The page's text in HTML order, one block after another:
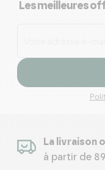
Les meilleures
La livraison
à partir de